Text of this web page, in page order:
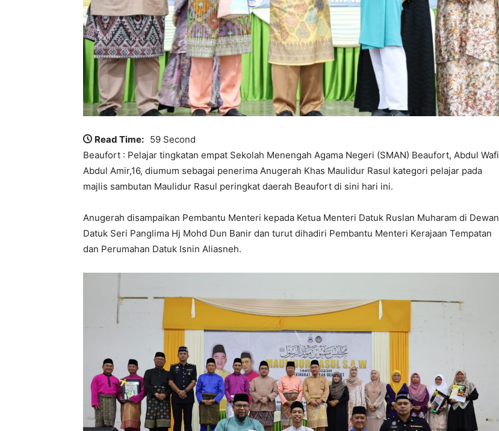
Read Time: 59 Second
Beaufort : Pelajar tingkatan empat Sekolah Menengah Agama Negeri (SMAN) Beaufort, Abdul Wafi
Abdul Amir,16, diumum sebagai penerima Anugerah Khas Maulidur Rasul kategori pelajar pada
majlis sambutan Maulidur Rasul peringkat daerah Beaufort di sini hari ini.
Anugerah disampaikan Pembantu Menteri kepada Ketua Menteri Datuk Ruslan Muharam di Dewan
Datuk Seri Panglima Hj Mohd Dun Banir dan turut dihadiri Pembantu Menteri Kerajaan Tempatan
dan Perumahan Datuk Isnin Aliasneh.